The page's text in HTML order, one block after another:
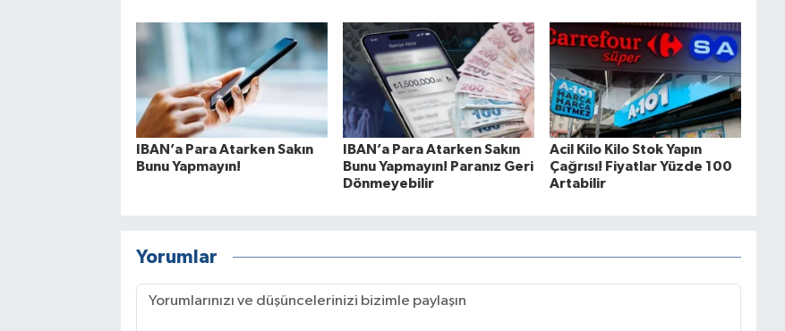
IBAN’a Para Atarken Sakın
Bunu Yapmayın!
IBAN’a Para Atarken Sakın
Bunu Yapmayın! Paranız Geri
Dönmeyebilir
Acil Kilo Kilo Stok Yapın
Çağrısı! Fiyatlar Yüzde 100
Artabilir
Yorumlar